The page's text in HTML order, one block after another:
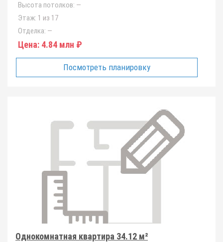
Высота потолков: —
Этаж: 1 из 17
Отделка: —
Цена: 4.84 млн ₽
Посмотреть планировку
Однокомнатная квартира 34.12 м²